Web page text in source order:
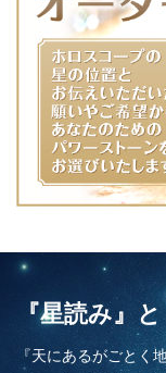
『星読み』
『天にあるがごとく